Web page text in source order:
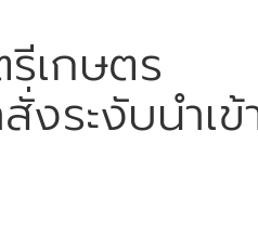
เกษตร
ระงับนำเข้